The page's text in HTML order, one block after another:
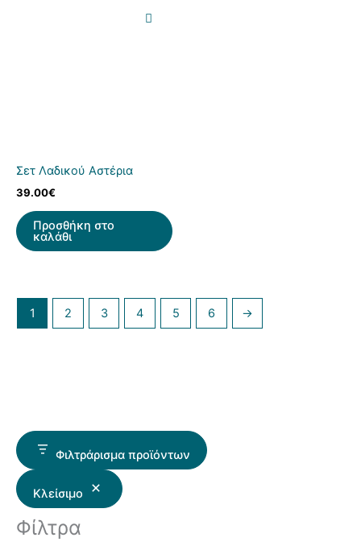
Φιλτράρισμα προϊόντων
Κλείσιμο
Φίλτρα
Σετ Λαδικού Αστέρια
39.00€
Προσθήκη στο
καλάθι
1 2 3 4 5 6 →